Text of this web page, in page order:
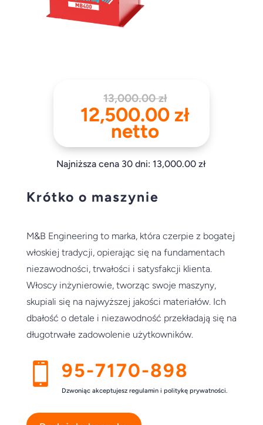
13,000.00złPierwotna
cena
wynosiła:
13,000.00
12,500.00 zł
wynosi:
netto
Najniższa cena 30 dni: 13,000.00zł
Krótko o maszynie
M&B Engineering to marka, która czerpie z bogatej
włoskiej tradycji, opierając się na fundamentach
niezawodności, trwałości i satysfakcji klienta.
Włoscy inżynierowie, tworząc swoje maszyny,
skupiali się na najwyższej jakości materiałów. Ich
dbałość o detale i niezawodność przekładają się na
długotrwałe zadowolenie użytkowników.
 95-7170-898
Dzwoniąc akceptujesz regulamin i politykę prywatności.